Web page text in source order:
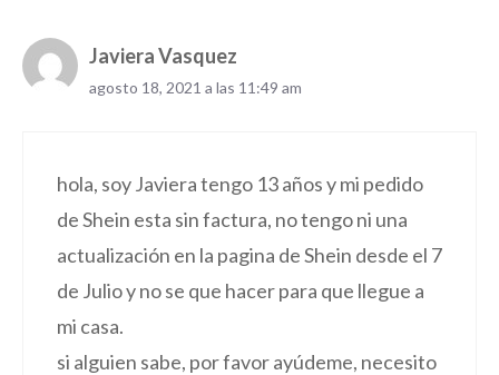
Javiera Vasquez
agosto 18, 2021 a las 11:49 am
hola, soy Javiera tengo 13 años y mi pedido
de Shein esta sin factura, no tengo ni una
actualización en la pagina de Shein desde el 7
de Julio y no se que hacer para que llegue a
mi casa.
si alguien sabe, por favor ayúdeme, necesito